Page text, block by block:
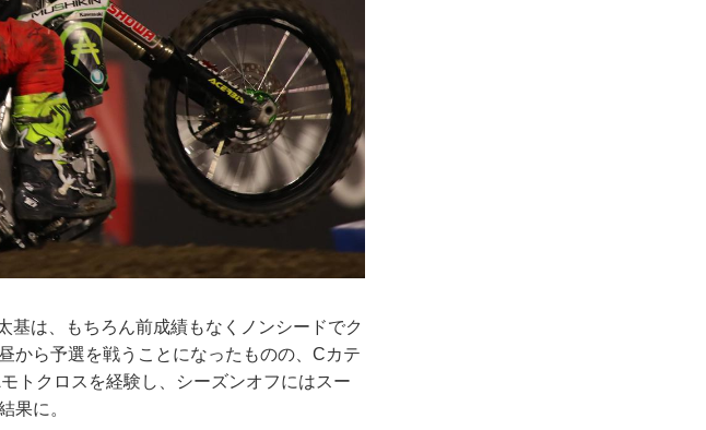
基は、もちろん前成績もなくノンシードでク
から予選を戦うことになったものの、Cカテ
トクロスを経験し、シーズンオフにはスー
果に。